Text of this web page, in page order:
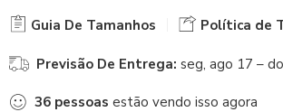
Guia De Tamanhos Política de
Previsão De Entrega: seg, ago 17 –
36 pessoas estão vendo isso agora